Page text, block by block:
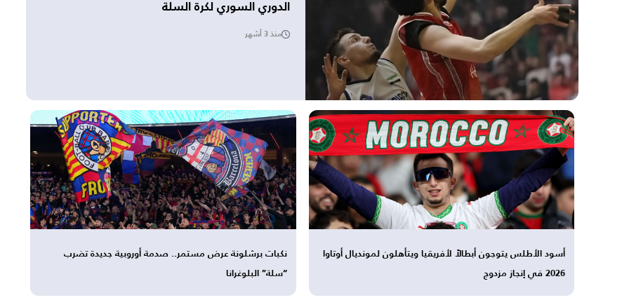
الدوري السوري لكرة السلة
منذ 3 أشهر
أسود الأطلس يتوجون أبطالاً لأفريقيا ويتأهلون لمونديال أوتاوا
2026 في إنجاز مزدوج
نكبات برشلونة عرض مستمر.. صدمة أوروبية جديدة تضرب
“سلة” البلوغرانا